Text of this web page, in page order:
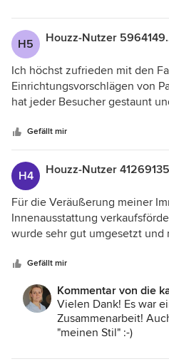
H5
Ich höchst zufrieden mit den
Einrichtungsvorschlägen von
hat jeder Besucher gestaunt
Mann hab da nicht so das
Gefällt mir
H4 Houzz-Nutzer
Für die Veräußerung meiner
Innenausstattung
wurde sehr gut umgesetzt
kurzweilig und sehr hilfreich.
meine Maklerin auf Frau
hat.
Gefällt mir
Kommentar von die
Vielen Dank! Es war
Zusammenarbeit!
"meinen Stil" :-)